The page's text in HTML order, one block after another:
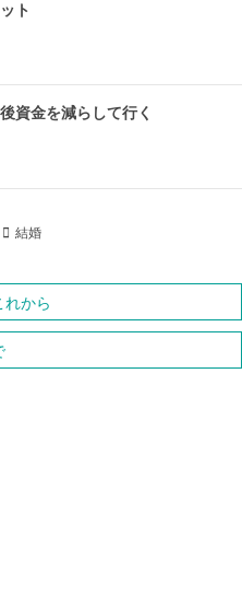
ト
資金を減らして行く
結婚
れから